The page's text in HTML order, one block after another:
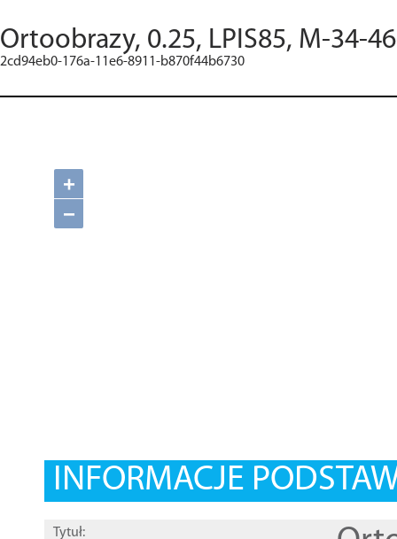
Ortoobrazy, 0.25, LPIS85, M-34-
2cd94eb0-176a-11e6-8911-b870f44b6730
+
−
INFORMACJE
Tytuł: